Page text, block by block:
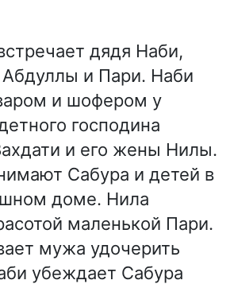
дядя Наби,
и Пари. Наби
и шофером у
господина
и его жены Нилы.
Сабура и детей в
доме. Нила
маленькой Пари.
мужа удочерить
убеждает Сабура